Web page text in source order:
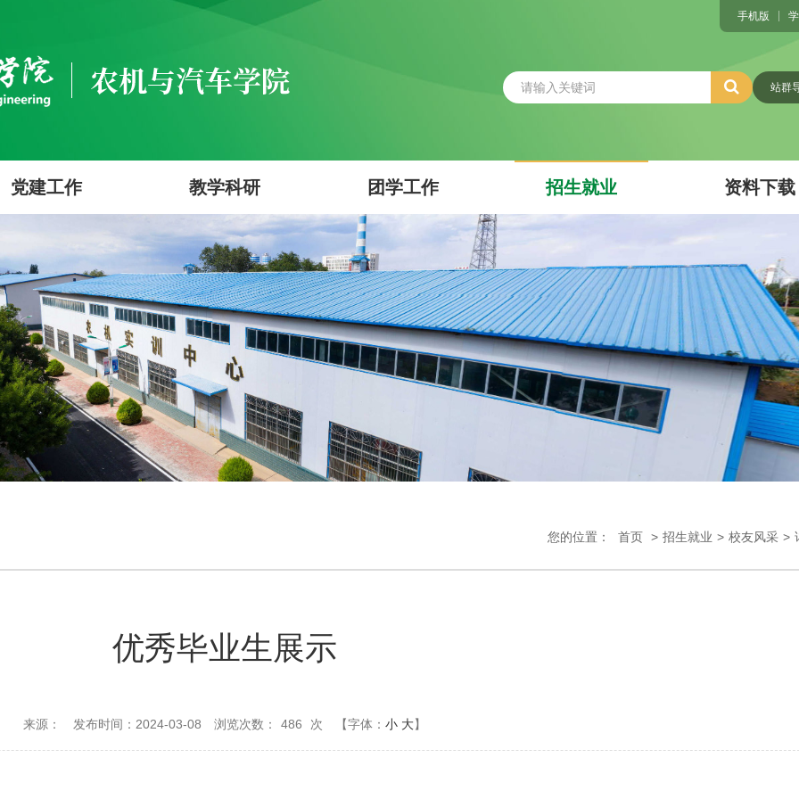
手机版
站群
党建工作 教学科研 团学工作 招生就业 资料下载
您的位置： 首页 > 招生就业 > 校友风采 >
优秀毕业生展示
来源： 发布时间：2024-03-08 浏览次数： 486 次 【字体： 小 大】